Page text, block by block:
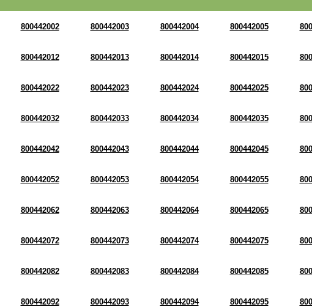
800442002 800442003 800442004 800442005
800442012 800442013 800442014 800442015
800442022 800442023 800442024 800442025
800442032 800442033 800442034 800442035
800442042 800442043 800442044 800442045
800442052 800442053 800442054 800442055
800442062 800442063 800442064 800442065
800442072 800442073 800442074 800442075
800442082 800442083 800442084 800442085
800442092 800442093 800442094 800442095